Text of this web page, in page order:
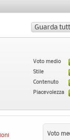
Guarda
Voto medio
Stile
Contenuto
Piacevolezza
Voto